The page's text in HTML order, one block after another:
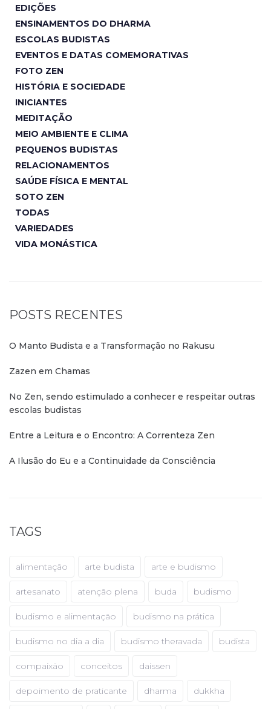
EDIÇÕES
ENSINAMENTOS DO DHARMA
ESCOLAS BUDISTAS
EVENTOS E DATAS COMEMORATIVAS
FOTO ZEN
HISTÓRIA E SOCIEDADE
INICIANTES
MEDITAÇÃO
MEIO AMBIENTE E CLIMA
PEQUENOS BUDISTAS
RELACIONAMENTOS
SAÚDE FÍSICA E MENTAL
SOTO ZEN
TODAS
VARIEDADES
VIDA MONÁSTICA
POSTS RECENTES
O Manto Budista e a Transformação no Rakusu
Zazen em Chamas
No Zen, sendo estimulado a conhecer e respeitar outras
escolas budistas
Entre a Leitura e o Encontro: A Correnteza Zen
A Ilusão do Eu e a Continuidade da Consciência
TAGS
alimentação arte budista arte e budismo
artesanato atenção plena buda budismo
budismo e alimentação budismo na prática
budismo no dia a dia budismo theravada budista
compaixão conceitos daissen
depoimento de praticante dharma dukkha